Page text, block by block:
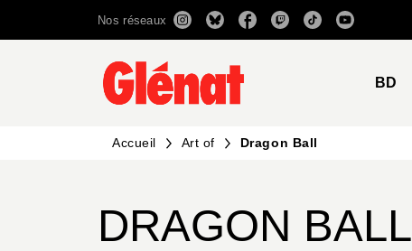
RECHERCHE CONTENU
Nos réseaux
BD
Accueil Art of Dragon Ball
DRAGON BALL